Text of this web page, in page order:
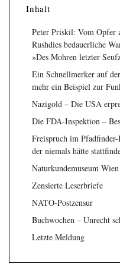
Inhalt
Peter Priskil: Vom Opfer
Rushdies bedauerliche
»Des Mohren letzter
Ein Schnellmerker auf
mehr ein Beispiel zur
Nazigold – Die USA
Die FDA-Inspektion –
Freispruch im
der niemals hätte
Naturkundemuseum Wien
Zensierte Leserbriefe
NATO-Postzensur
Buchwochen – Unrecht
Letzte Meldung